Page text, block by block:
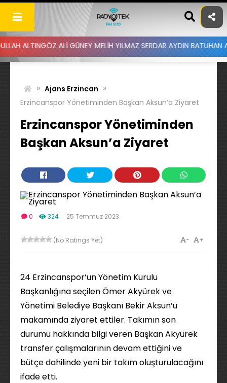
Skip
content
ALİ GÜNEY MELİH YILMAZ SERDAR AYDIN BATUHAN ALTINTAŞ
» Ajans Erzincan »
Erzincanspor Yönetiminden Başkan Aksun’a Ziyaret
Erzincanspor Yönetiminden
Başkan Aksun’a Ziyaret
0 324 25 Temmuz 2023
(No Ratings Yet) +
-
24 Erzincanspor’un Yönetim Kurulu
Başkanlığına seçilen Ömer Akyürek ve
Yönetimi Belediye Başkanı Bekir Aksun’u
makamında ziyaret ettiler. Takımın son
durumu hakkında bilgi veren Başkan Akyürek
transfer çalışmalarının devam ettiğini ve
bütçe dahilinde yeni bir takım oluşturulacağını
ifade etti.